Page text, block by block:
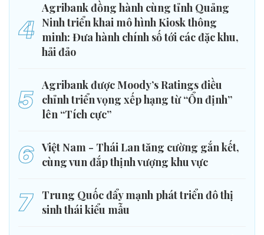
4
Agribank đồng hành cùng tỉnh Quảng
Ninh triển khai mô hình Kiosk thông
minh: Đưa hành chính số tới các đặc khu,
hải đảo
5
Agribank được Moody’s Ratings điều
chỉnh triển vọng xếp hạng từ “Ổn định”
lên “Tích cực”
6 Việt Nam - Thái Lan tăng cường gắn kết,
cùng vun đắp thịnh vượng khu vực
7
Trung Quốc đẩy mạnh phát triển đô thị
sinh thái kiểu mẫu